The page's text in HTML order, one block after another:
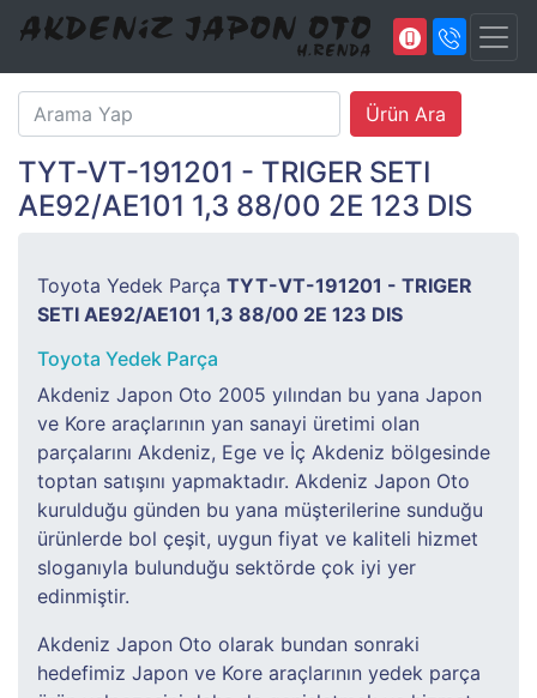
TYT-VT-191201 - TRIGER SETI
AE92/AE101 1,3 88/00 2E 123 DIS
Toyota Yedek Parça TYT-VT-191201 - TRIGER
SETI AE92/AE101 1,3 88/00 2E 123 DIS
Toyota Yedek Parça
Akdeniz Japon Oto 2005 yılından bu yana Japon
ve Kore araçlarının yan sanayi üretimi olan
parçalarını Akdeniz, Ege ve İç Akdeniz bölgesinde
toptan satışını yapmaktadır. Akdeniz Japon Oto
kurulduğu günden bu yana müşterilerine sunduğu
ürünlerde bol çeşit, uygun fiyat ve kaliteli hizmet
sloganıyla bulunduğu sektörde çok iyi yer
edinmiştir.
Akdeniz Japon Oto olarak bundan sonraki
hedefimiz Japon ve Kore araçlarının yedek parça